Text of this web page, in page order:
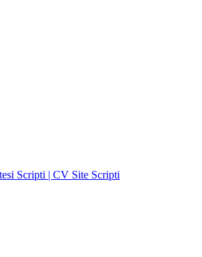
Scripti | CV Site Scripti